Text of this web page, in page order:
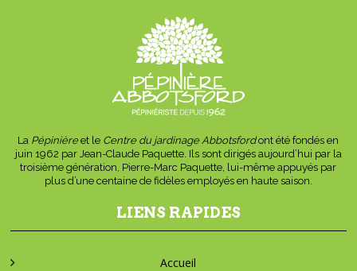
La Pépinièreet le Centre du jardinage Abbotsfordont été fondés en
juin 1962 par Jean-Claude Paquette. Ils sont dirigés aujourd’hui par la
troisième génération, Pierre-Marc Paquette, lui-même appuyés par
plus d’une centaine de fidèles employés en haute saison.
LIENS RAPIDES
Accueil